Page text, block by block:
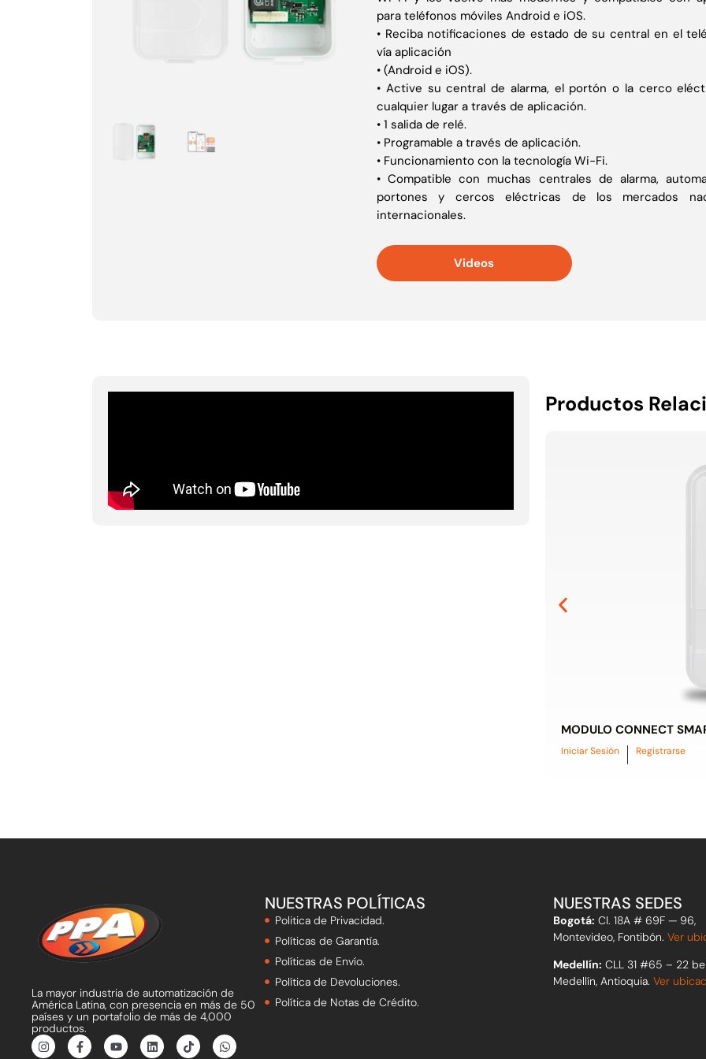
para teléfonos móviles Android e iOS.
• Reciba notificaciones de estado de su central en el
vía aplicación
• (Android e iOS).
• Active su central de alarma, el portón o la cerco
cualquier lugar a través de aplicación.
• 1 salida de relé.
• Programable a través de aplicación.
• Funcionamiento con la tecnología Wi-Fi.
• Compatible con muchas centrales de alarma,
portones y cercos eléctricas de los mercados
internacionales.
Videos
Productos
MODULO CONNECT
Iniciar Sesión Registrarse
La mayor industria de automatización de
América Latina, con presencia en más de 50
países y un portafolio de más de 4,000
productos.
I
n
F
a
Y
o
L
i
T
i
W
h
NUESTRAS POLÍTICAS
Politica de Privacidad.
Políticas de Garantía.
Políticas de Envío.
Política de Devoluciones.
Política de Notas de Crédito.
NUESTRAS SEDES
Bogotá: Cl. 18A # 69F — 96,
Montevideo, Fontibón.Ver
Medellín: CLL 31 #65 – 22
Medellín, Antioquia. Ver